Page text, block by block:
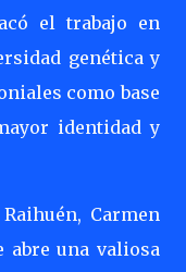
el trabajo en
genética y
como base
identidad y
Carmen
abre una valiosa